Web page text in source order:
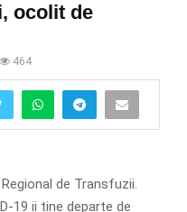
ocolit de
464
de Transfuzii.
19 ii tine departe de